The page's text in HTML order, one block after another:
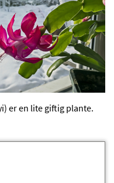
er en lite giftig plante.